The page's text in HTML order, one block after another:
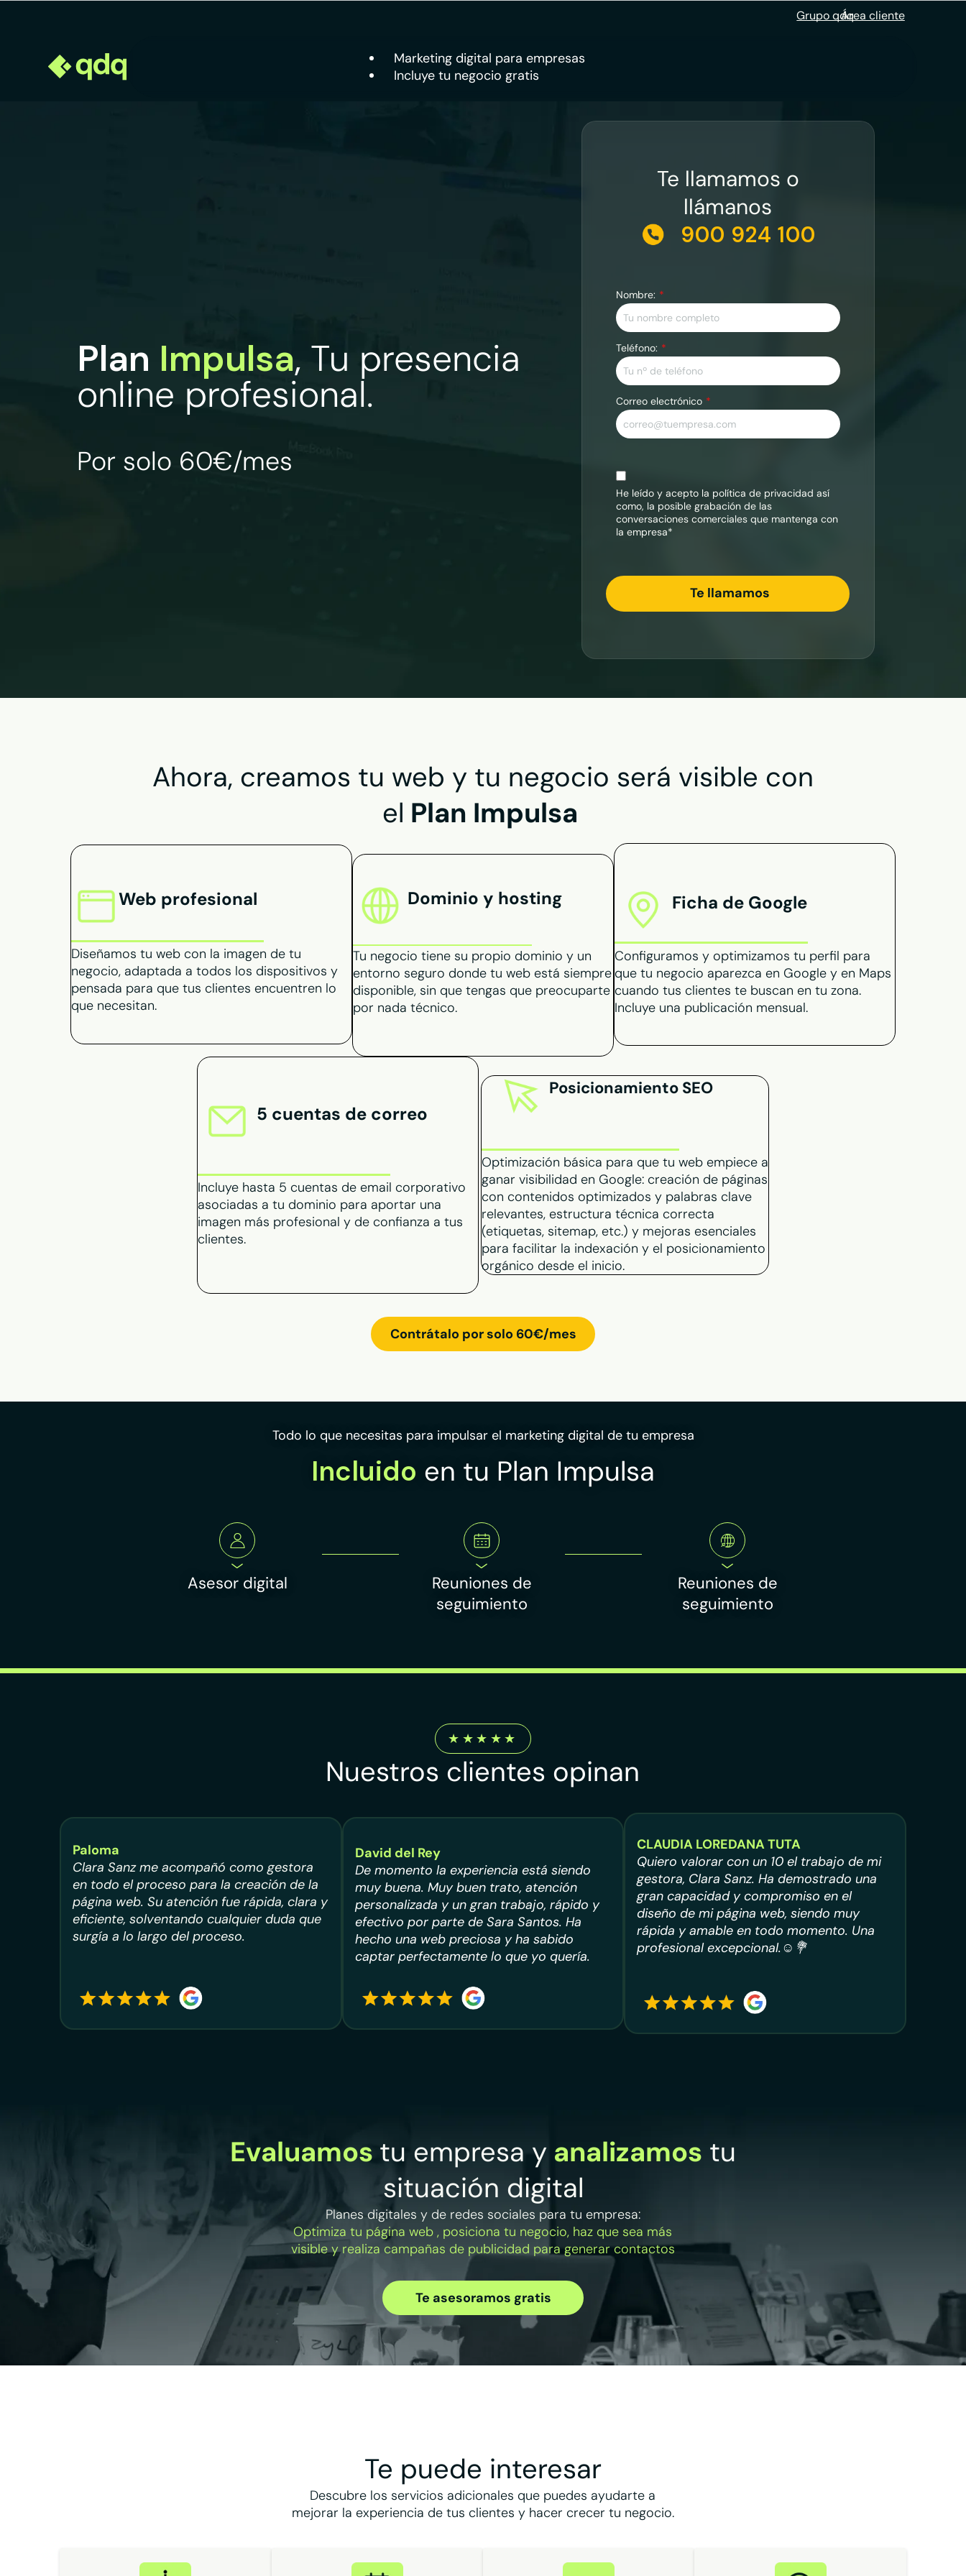
Grupo qdqÁrea cliente
Marketing digital para empresas
Incluye tu negocio gratis
Plan Impulsa, Tu presencia
online profesional.
Por solo 60€/mes
Te llamamos o
llámanos
900 924 100
Nombre:
Teléfono:
Correo electrónico
He leído y acepto la política de privacidad así
como, la posible grabación de las
conversaciones comerciales que mantenga con
la empresa*
Ahora, creamos tu web y tu negocio será visible con
el Plan Impulsa
Web profesional
Diseñamos tu web con la imagen de tu
negocio, adaptada a todos los dispositivos y
pensada para que tus clientes encuentren lo
que necesitan.
Dominio y hosting
Tu negocio tiene su propio dominio y un
entorno seguro donde tu web está siempre
disponible, sin que tengas que preocuparte
por nada técnico.
Ficha de Google
Configuramos y optimizamos tu perfil para
que tu negocio aparezca en Google y en Maps
cuando tus clientes te buscan en tu zona.
Incluye una publicación mensual.
5 cuentas de correo
Incluye hasta 5 cuentas de email corporativo
asociadas a tu dominio para aportar una
imagen más profesional y de confianza a tus
clientes.
Posicionamiento SEO
Optimización básica para que tu web empiece a
ganar visibilidad en Google: creación de páginas
con contenidos optimizados y palabras clave
relevantes, estructura técnica correcta
(etiquetas, sitemap, etc.) y mejoras esenciales
para facilitar la indexación y el posicionamiento
orgánico desde el inicio.
Contrátalo por solo 60€/mes
Todo lo que necesitas para impulsar el marketing digital de tu empresa
Incluido en tu Plan Impulsa
Asesor digital
Reuniones de
seguimiento
Reuniones de
seguimiento
★★★★★
Nuestros clientes opinan
Paloma
Clara Sanz me acompañó como gestora
en todo el proceso para la creación de la
página web. Su atención fue rápida, clara y
eficiente, solventando cualquier duda que
surgía a lo largo del proceso.
David del Rey
De momento la experiencia está siendo
muy buena. Muy buen trato, atención
personalizada y un gran trabajo, rápido y
efectivo por parte de Sara Santos. Ha
hecho una web preciosa y ha sabido
captar perfectamente lo que yo quería.
CLAUDIA LOREDANA TUTA
Quiero valorar con un 10 el trabajo de mi
gestora, Clara Sanz. Ha demostrado una
gran capacidad y compromiso en el
diseño de mi página web, siendo muy
rápida y amable en todo momento. Una
profesional excepcional.☺️💐
Evaluamos tu empresa y analizamos tu
situación digital
Planes digitales y de redes sociales para tu empresa:
Optimiza tu página web , posiciona tu negocio, haz que sea más
visible y realiza campañas de publicidad para generar contactos
Te asesoramos gratis
Te puede interesar
Descubre los servicios adicionales que puedes ayudarte a
mejorar la experiencia de tus clientes y hacer crecer tu negocio.